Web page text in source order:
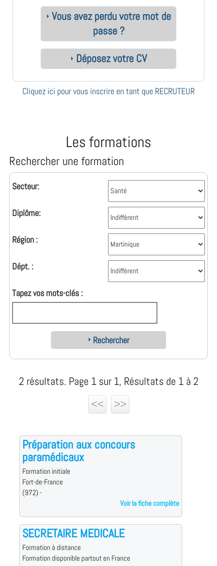
Vous avez perdu votre mot de
passe ?
Déposez votre CV
Cliquez ici pour vous inscrire en tant que RECRUTEUR
Les formations
Rechercher une formation
Secteur:
Diplôme:
Région :
Dépt. :
Tapez vos mots-clés :
Rechercher
2 résultats. Page 1 sur 1, Résultats de 1 à 2
<<
>>
Préparation aux concours
paramédicaux
Formation initiale
Fort-de-France
(972) -
Voir la fiche complète
SECRETAIRE MEDICALE
Formation à distance
Formation disponible partout en France